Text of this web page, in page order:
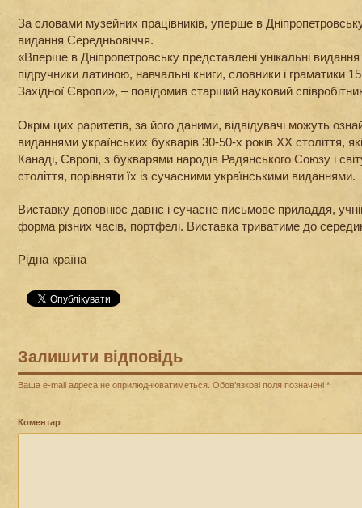
За словами музейних працівників, уперше в
видання Середньовіччя.
«Вперше в Дніпропетровську представлені унікальні
підручники латиною, навчальні книги, словники і граматики
Західної Європи», – повідомив старший науковий
Окрім цих раритетів, за його даними, відвідувачі можуть
виданнями українських букварів 30-50-х років ХХ століття,
Канаді, Європі, з букварями народів Радянського Союзу і
століття, порівняти їх із сучасними українськими виданнями.
Виставку доповнює давнє і сучасне письмове приладдя,
форма різних часів, портфелі. Виставка триватиме до
Рідна країна
Залишити відповідь
Ваша e-mail адреса не оприлюднюватиметься. Обов’язкові поля позначені *
Коментар